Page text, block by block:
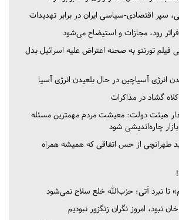
سپر اقتصادی-سیاسی ایران در برابر تهدیدات
رود، مجازات و استیضاح می‌شود
فیلم تورنتو به صحنه اعتراض علیه اسرائیل بدل
انرژی آسیاچین در حال بلعیدن انرژی آسیا
گشاد در مذاکرات
هیئت دولت: معیشت مردم مهمترین مسئله
چاره‌اندیشی شود
طهرانچی از حس اتفاقی که همیشه همراه
تا نبرد آتی؛ حزب‌الله خلع سلاح نمی‌شود
نبود، امروز نگران زنگزور نبودیم